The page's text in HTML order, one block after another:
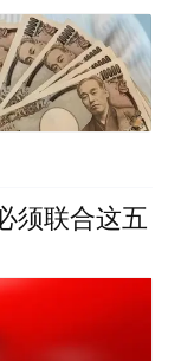
须联合这五